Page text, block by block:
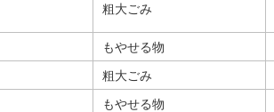
粗大ごみ
もやせる物
粗大ごみ
もやせる物